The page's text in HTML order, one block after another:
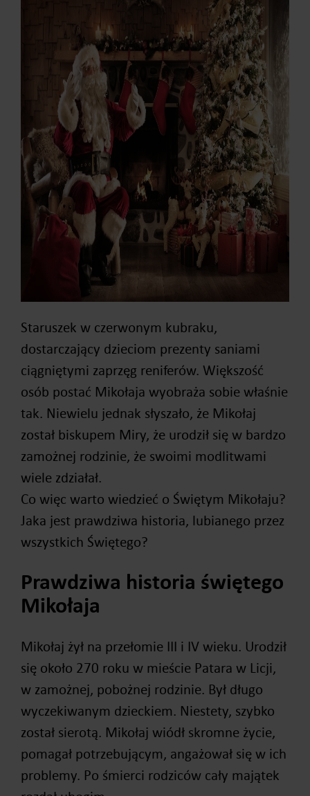
Staruszek w czerwonym kubraku,
dostarczający dzieciom prezenty saniami
ciągniętymi zaprzęg reniferów. Większość
osób postać Mikołaja wyobraża sobie właśnie
tak. Niewielu jednak słyszało, że Mikołaj
został biskupem Miry, że urodził się w bardzo
zamożnej rodzinie, że swoimi modlitwami
wiele zdziałał.
Co więc warto wiedzieć o Świętym Mikołaju?
Jaka jest prawdziwa historia, lubianego przez
wszystkich Świętego?
Prawdziwa historia świętego
Mikołaja
Mikołaj żył na przełomie III i IV wieku. Urodził
się około 270 roku w mieście Patara w Licji,
w zamożnej, pobożnej rodzinie. Był długo
wyczekiwanym dzieckiem. Niestety, szybko
został sierotą. Mikołaj wiódł skromne życie,
pomagał potrzebującym, angażował się w ich
problemy. Po śmierci rodziców cały majątek